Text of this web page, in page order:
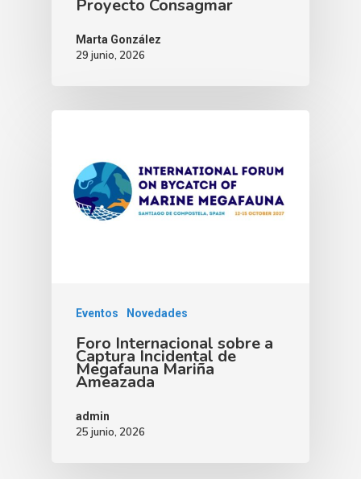
Proyecto Consagmar
Marta González
29 junio, 2026
Eventos Novedades
Foro Internacional sobre a
Captura Incidental de
Megafauna Mariña
Ameazada
admin
25 junio, 2026